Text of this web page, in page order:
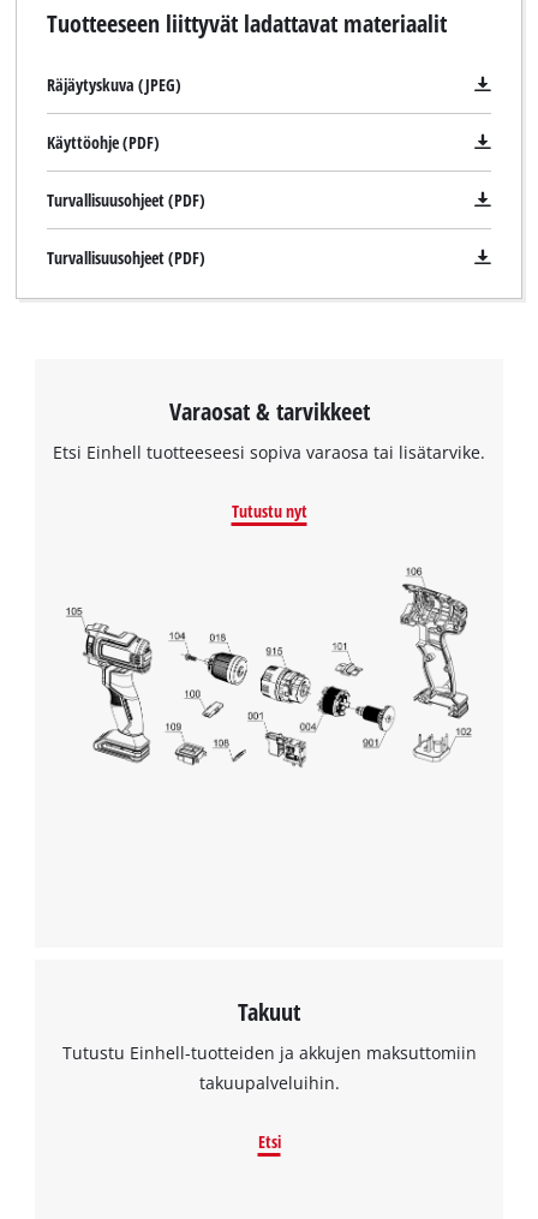
Tuotteeseen liittyvät ladattavat materiaalit
Räjäytyskuva (JPEG)
Käyttöohje (PDF)
Turvallisuusohjeet (PDF)
Turvallisuusohjeet (PDF)
Varaosat & tarvikkeet
Etsi Einhell tuotteeseesi sopiva varaosa tai lisätarvike.
Tutustu nyt
Takuut
Tutustu Einhell-tuotteiden ja akkujen maksuttomiin
takuupalveluihin.
Etsi